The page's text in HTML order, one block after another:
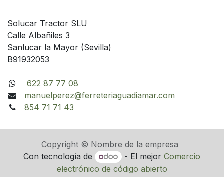
Solucar Tractor SLU
Calle Albañiles 3
Sanlucar la Mayor (Sevilla)
B91932053
622 87 77 08
manuelperez@ferreteriaguadiamar.com
854 71 71 43
Copyright © Nombre de la empresa
Con tecnología de
- El mejorComercio
electrónico de código abierto